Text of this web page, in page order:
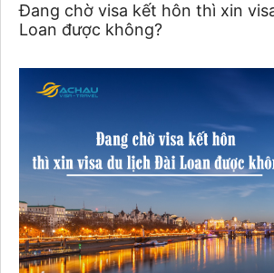
Đang chờ visa kết hôn thì xin
Loan được không?